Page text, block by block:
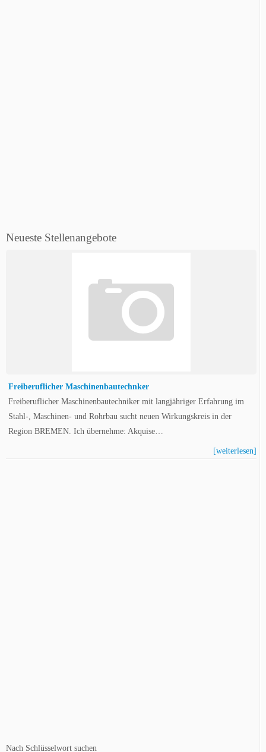
Neueste Stellenangebote
Freiberuflicher Maschinenbautechnker
Freiberuflicher Maschinenbautechniker mit langjähriger Erfahrung im
Stahl-, Maschinen- und Rohrbau sucht neuen Wirkungskreis in der
Region BREMEN. Ich übernehme: Akquise…
[weiterlesen]
Nach Schlüsselwort suchen